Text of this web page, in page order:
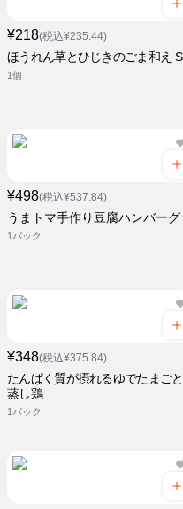
¥218(税込¥235.44)
ほうれん草とひじきのごま和え S
1個
¥498(税込¥537.84)
うまトマ手作り豆腐ハンバーグ
1パック
¥348(税込¥375.84)
たんぱく質が摂れるゆでたまごと
蒸し鶏
1パック